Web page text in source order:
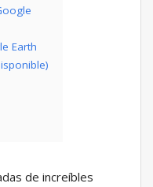
Earth
de increíbles